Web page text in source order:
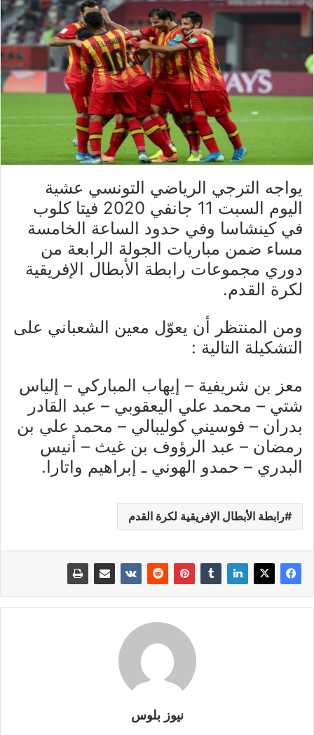
يواجه الترجي الرياضي التونسي عشية
اليوم السبت 11 جانفي 2020 فيتا كلوب
في كينشاسا وفي حدود الساعة الخامسة
مساء ضمن مباريات الجولة الرابعة من
دوري مجموعات رابطة الأبطال الإفريقية
لكرة القدم.
ومن المنتظر أن يعوّل معين الشعباني على
التشكيلة التالية :
معز بن شريفية – إيهاب المباركي – إلياس
شتي – محمد علي اليعقوبي – عبد القادر
بدران – فوسيني كوليبالي – محمد علي بن
رمضان – عبد الرؤوف بن غيث – أنيس
البدري – حمدو الهوني ـ إبراهيم واتارا.
رابطة الأبطال الإفريقية لكرة القدم
نيوز بلوس